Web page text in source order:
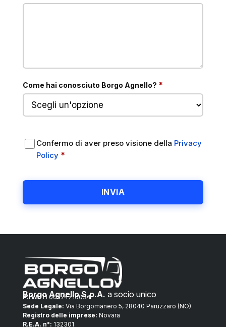
Come hai conosciuto Borgo Agnello? *obbligatorio
Confermo di aver preso visione della Privacy
Policy, si apre in una nuova scheda
*obbligatorio
Borgo Agnello S.p.A. a socio unico
P.IVA:IT00574710034
Sede Legale: Via Borgomanero 5, 28040 Paruzzaro (NO)
Registro delle imprese: Novara
R.E.A. n°: 132301